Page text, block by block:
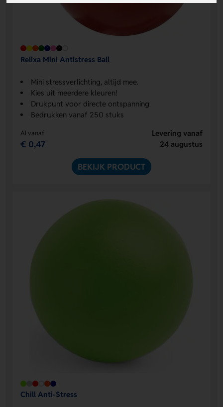
Relixa Mini Antistress Ball
Mini stressverlichting, altijd mee.
Kies uit meerdere kleuren!
Drukpunt voor directe ontspanning
Bedrukken vanaf 250 stuks
Al vanaf
€ 0,47
Levering vanaf
24 augustus
BEKIJK PRODUCT
Chill Anti-Stress